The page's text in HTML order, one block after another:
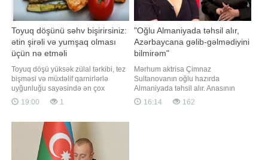
Toyuq döşünü səhv bişirirsiniz:
ətin şirəli və yumşaq olması
üçün nə etməli
Toyuq döşü yüksək zülal tərkibi, tez
bişməsi və müxtəlif qarnirlərlə
uyğunluğu sayəsində ən çox
istifadə olunan məhsullardan biridir.
Ancaq bir çox insanın qarşılaşdığı
sonra ətin quru və sərt olması. xarici
mediaya istinadən xəbər verir ki,
bunun qarşısını almaq
düşündüyünüzdə
19:00 1
"Oğlu Almaniyada təhsil alır,
Azərbaycana gəlib-gəlmədiyini
bilmirəm"
Mərhum aktrisa Çimnaz
Sultanovanın oğlu hazırda
Almaniyada təhsil alır. Anasının
vəfatından sonra onun Azərbaycana
gəlib-gəlməməsi barədə məlumatım
16:14 162